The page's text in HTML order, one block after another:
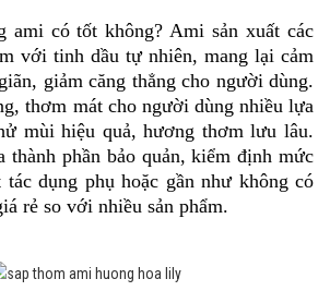
ami có tốt không? Ami sản xuất các
với tinh dầu tự nhiên, mang lại cảm
giảm căng thẳng cho người dùng.
thơm mát cho người dùng nhiều lựa
mùi hiệu quả, hương thơm lưu lâu.
thành phần bảo quản, kiểm định mức
dụng phụ hoặc gần như không có
rẻ so với nhiều sản phẩm.